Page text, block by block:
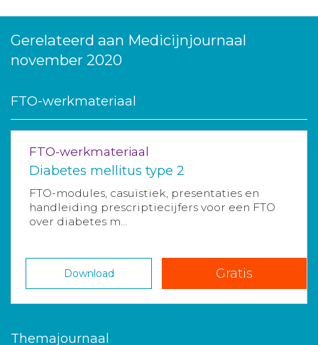
Gerelateerd aan Medicijnjournaal
november 2020
FTO-werkmateriaal
FTO-werkmateriaal
Diabetes mellitus type 2
FTO-modules, casuïstiek, presentaties en
handleiding prescriptiecijfers voor een FTO
over diabetes m...
Download Gratis
Themajournaal